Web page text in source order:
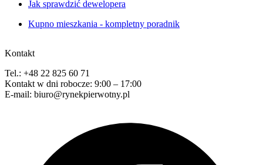
Jak sprawdzić dewelopera
Kupno mieszkania - kompletny poradnik
Kontakt
Tel.: +48 22 825 60 71
Kontakt w dni robocze: 9:00 – 17:00
E-mail: biuro@rynekpierwotny.pl